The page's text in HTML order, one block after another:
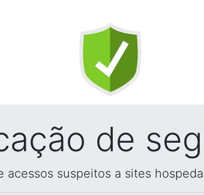
de
acessos suspeitos a sites